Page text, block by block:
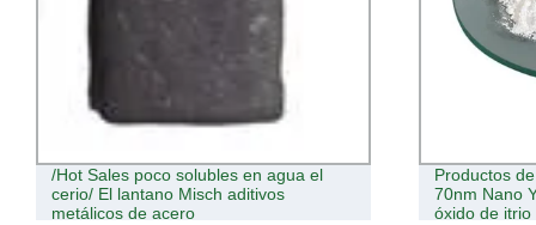
Productos de tierras raras 99,9% 30-
70nm Nano Y2O3, nanopartículas de
óxido de itrio
Precio de
hecho en